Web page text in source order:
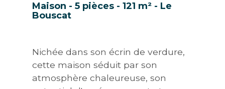
Maison - 5 pièces - 121 m² - Le
Bouscat
Nichée dans son écrin de verdure,
cette maison séduit par son
atmosphère chaleureuse, son